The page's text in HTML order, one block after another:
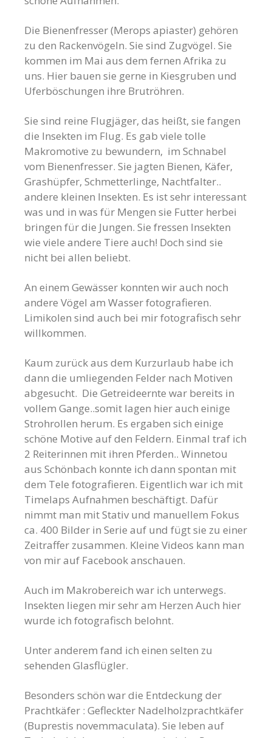
Die Bienenfresser (Merops apiaster) gehören
zu den Rackenvögeln. Sie sind Zugvögel. Sie
kommen im Mai aus dem fernen Afrika zu
uns. Hier bauen sie gerne in Kiesgruben und
Uferböschungen ihre Brutröhren.
Sie sind reine Flugjäger, das heißt, sie fangen
die Insekten im Flug. Es gab viele tolle
Makromotive zu bewundern, im Schnabel
vom Bienenfresser. Sie jagten Bienen, Käfer,
Grashüpfer, Schmetterlinge, Nachtfalter..
andere kleinen Insekten. Es ist sehr interessant
was und in was für Mengen sie Futter herbei
bringen für die Jungen. Sie fressen Insekten
wie viele andere Tiere auch! Doch sind sie
nicht bei allen beliebt.
An einem Gewässer konnten wir auch noch
andere Vögel am Wasser fotografieren.
Limikolen sind auch bei mir fotografisch sehr
willkommen.
Kaum zurück aus dem Kurzurlaub habe ich
dann die umliegenden Felder nach Motiven
abgesucht. Die Getreideernte war bereits in
vollem Gange..somit lagen hier auch einige
Strohrollen herum. Es ergaben sich einige
schöne Motive auf den Feldern. Einmal traf ich
2 Reiterinnen mit ihren Pferden.. Winnetou
aus Schönbach konnte ich dann spontan mit
dem Tele fotografieren. Eigentlich war ich mit
Timelaps Aufnahmen beschäftigt. Dafür
nimmt man mit Stativ und manuellem Fokus
ca. 400 Bilder in Serie auf und fügt sie zu einer
Zeitraffer zusammen. Kleine Videos kann man
von mir auf Facebook anschauen.
Auch im Makrobereich war ich unterwegs.
Insekten liegen mir sehr am Herzen Auch hier
wurde ich fotografisch belohnt.
Unter anderem fand ich einen selten zu
sehenden Glasflügler.
Besonders schön war die Entdeckung der
Prachtkäfer : Gefleckter Nadelholzprachtkäfer
(Buprestis novemmaculata). Sie leben auf